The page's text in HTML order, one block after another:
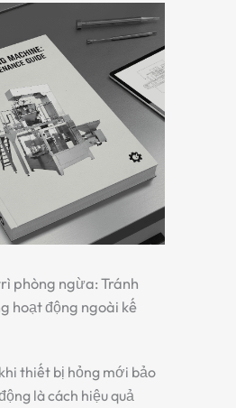
phòng ngừa: Tránh
hoạt động ngoài kế
thiết bị hỏng mới bảo
là cách hiệu quả